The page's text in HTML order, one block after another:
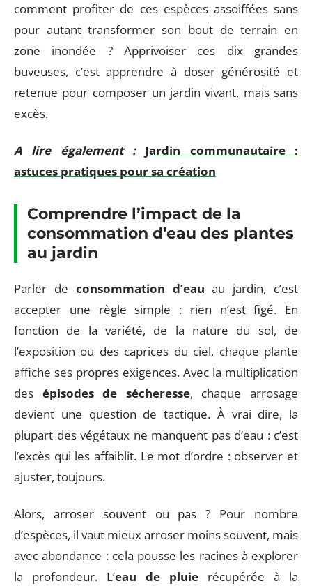
comment profiter de ces espèces assoiffées sans
pour autant transformer son bout de terrain en
zone inondée ? Apprivoiser ces dix grandes
buveuses, c’est apprendre à doser générosité et
retenue pour composer un jardin vivant, mais sans
excès.
A lire également :
Jardin communautaire :
astuces pratiques pour sa création
Comprendre l’impact de la
consommation d’eau des plantes
au jardin
Parler de consommation d’eau au jardin, c’est
accepter une règle simple : rien n’est figé. En
fonction de la variété, de la nature du sol, de
l’exposition ou des caprices du ciel, chaque plante
affiche ses propres exigences. Avec la multiplication
des épisodes de sécheresse, chaque arrosage
devient une question de tactique. À vrai dire, la
plupart des végétaux ne manquent pas d’eau : c’est
l’excès qui les affaiblit. Le mot d’ordre : observer et
ajuster, toujours.
Alors, arroser souvent ou pas ? Pour nombre
d’espèces, il vaut mieux arroser moins souvent, mais
avec abondance : cela pousse les racines à explorer
la profondeur. L’eau de pluie récupérée à la